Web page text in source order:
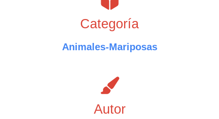
Categoría
Animales-Mariposas
Autor